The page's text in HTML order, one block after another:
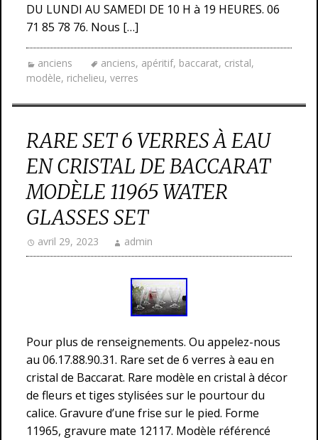
DU LUNDI AU SAMEDI DE 10 H à 19 HEURES. 06
71 85 78 76. Nous […]
anciens anciens, apéritif, baccarat, cristal,
modèle, richelieu, verres
RARE SET 6 VERRES À EAU
EN CRISTAL DE BACCARAT
MODÈLE 11965 WATER
GLASSES SET
avril 29, 2023 admin
Pour plus de renseignements. Ou appelez-nous
au 06.17.88.90.31. Rare set de 6 verres à eau en
cristal de Baccarat. Rare modèle en cristal à décor
de fleurs et tiges stylisées sur le pourtour du
calice. Gravure d’une frise sur le pied. Forme
11965, gravure mate 12117. Modèle référencé